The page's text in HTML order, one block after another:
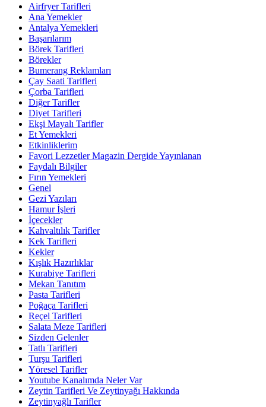
Airfryer Tarifleri
Ana Yemekler
Antalya Yemekleri
Başarılarım
Börek Tarifleri
Börekler
Bumerang Reklamları
Çay Saati Tarifleri
Çorba Tarifleri
Diğer Tarifler
Diyet Tarifleri
Ekşi Mayalı Tarifler
Et Yemekleri
Etkinliklerim
Favori Lezzetler Magazin Dergide Yayınlanan
Faydalı Bilgiler
Fırın Yemekleri
Genel
Gezi Yazıları
Hamur İşleri
İçecekler
Kahvaltılık Tarifler
Kek Tarifleri
Kekler
Kışlık Hazırlıklar
Kurabiye Tarifleri
Mekan Tanıtım
Pasta Tarifleri
Poğaça Tarifleri
Reçel Tarifleri
Salata Meze Tarifleri
Sizden Gelenler
Tatlı Tarifleri
Turşu Tarifleri
Yöresel Tarifler
Youtube Kanalımda Neler Var
Zeytin Tarifleri Ve Zeytinyağı Hakkında
Zeytinyağlı Tarifler